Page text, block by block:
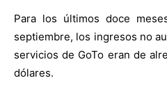
Para los últimos doce
septiembre, los ingresos no
servicios de GoTo eran de
dólares.